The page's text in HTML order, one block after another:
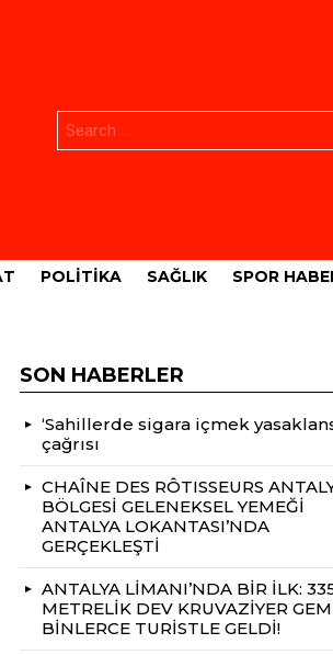
POLITIKA SAĞLIK SPOR
SON HABERLER
‘Sahillerde sigara içmek
çağrısı
CHAÎNE DES RÔTISSEURS
BÖLGESİ GELENEKSEL YEMEĞİ
ANTALYA LOKANTASI’NDA
GERÇEKLEŞTİ
ANTALYA LİMANI’NDA BİR İLK:
METRELİK DEV KRUVAZİYER
BİNLERCE TURİSTLE GELDİ!